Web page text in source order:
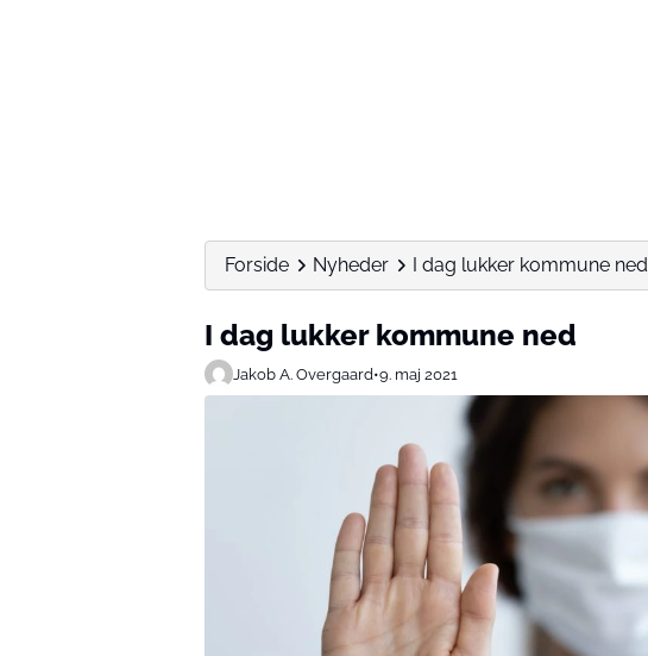
Forside Nyheder I dag lukker kommune ned
I dag lukker kommune ned
Jakob A. Overgaard•9. maj 2021